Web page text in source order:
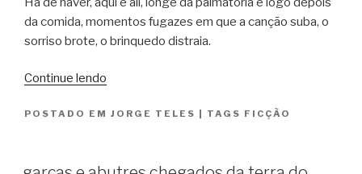
da comida, momentos fugazes em que a canção suba, o
sorriso brote, o brinquedo distraia.
Continue lendo
abutres
POSTADO EM JORGE TELES | TAGS FICÇÃO